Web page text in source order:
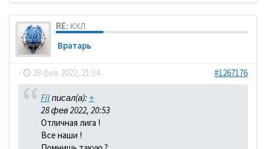
RE: КХЛ
Вратарь
- 28 фев 2022, 21:34 #1267176
Filписал(а): ↑
28 фев 2022, 20:53
Отличная лига !
Все наши !